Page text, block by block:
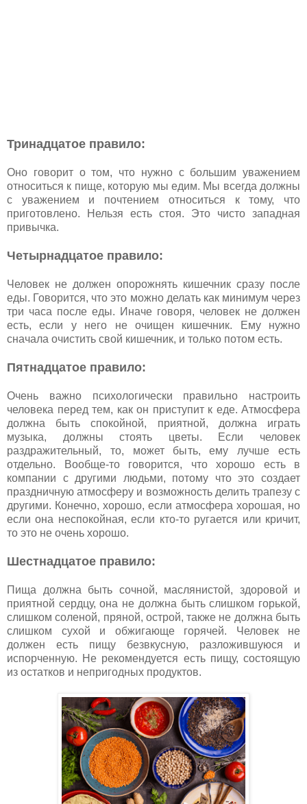
Тринадцатое правило:
Оно говорит о том, что нужно с большим уважением
относиться к пище, которую мы едим. Мы всегда должны
с уважением и почтением относиться к тому, что
приготовлено. Нельзя есть стоя. Это чисто западная
привычка.
Четырнадцатое правило:
Человек не должен опорожнять кишечник сразу после
еды. Говорится, что это можно делать как минимум через
три часа после еды. Иначе говоря, человек не должен
есть, если у него не очищен кишечник. Ему нужно
сначала очистить свой кишечник, и только потом есть.
Пятнадцатое правило:
Очень важно психологически правильно настроить
человека перед тем, как он приступит к еде. Атмосфера
должна быть спокойной, приятной, должна играть
музыка, должны стоять цветы. Если человек
раздражительный, то, может быть, ему лучше есть
отдельно. Вообще-то говорится, что хорошо есть в
компании с другими людьми, потому что это создает
праздничную атмосферу и возможность делить трапезу с
другими. Конечно, хорошо, если атмосфера хорошая, но
если она неспокойная, если кто-то ругается или кричит,
то это не очень хорошо.
Шестнадцатое правило:
Пища должна быть сочной, маслянистой, здоровой и
приятной сердцу, она не должна быть слишком горькой,
слишком соленой, пряной, острой, также не должна быть
слишком сухой и обжигающе горячей. Человек не
должен есть пищу безвкусную, разложившуюся и
испорченную. Не рекомендуется есть пищу, состоящую
из остатков и непригодных продуктов.